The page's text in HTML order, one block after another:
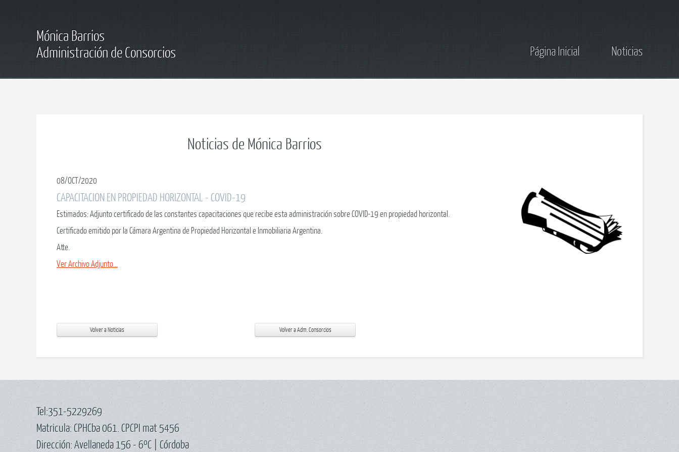
Mónica Barrios
Administración de Consorcios
Página Inicial Noticias
Noticias de Mónica Barrios
08/OCT/2020
CAPACITACION EN PROPIEDAD HORIZONTAL - COVID-19
Estimados: Adjunto certificado de las constantes capacitaciones que recibe esta administración sobre COVID-19 en propiedad horizontal.
Certificado emitido por la Cámara Argentina de Propiedad Horizontal e Inmobiliaria Argentina.
Atte.
Ver Archivo Adjunto...
Tel:351-5229269
Matricula: CPHCba 061. CPCPI mat 5456
Dirección: Avellaneda 156 - 6ºC | Córdoba